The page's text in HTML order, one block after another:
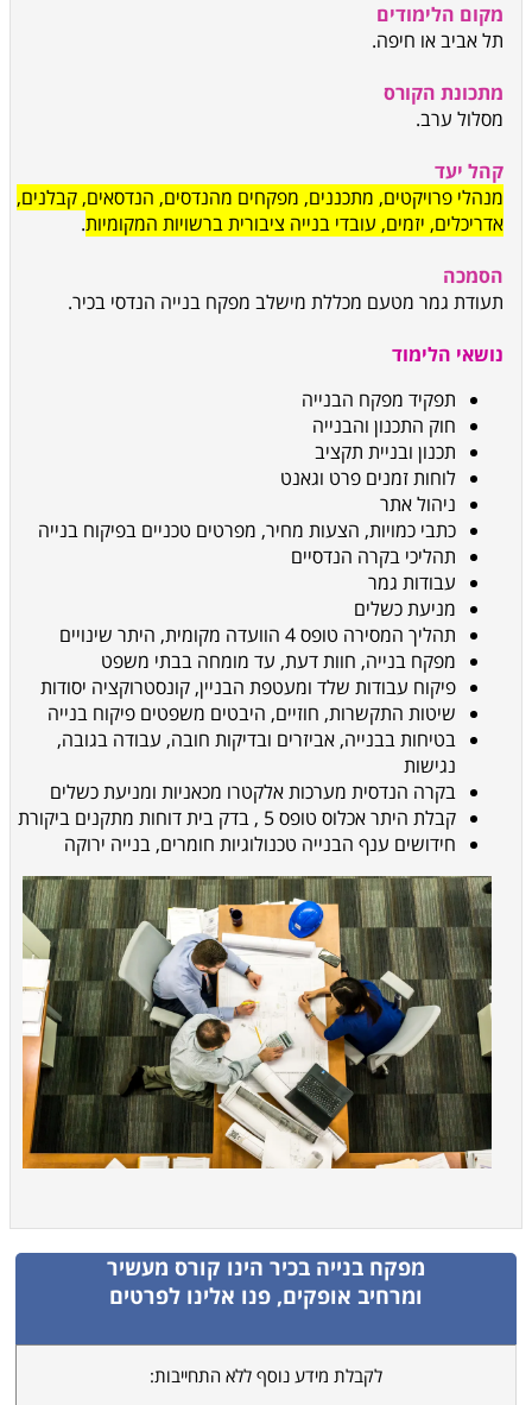
מקום הלימודים
תל אביב או חיפה.
מתכונת הקורס
מסלול ערב.
קהל יעד
מנהלי פרויקטים, מתכננים, מפקחים מהנדסים, הנדסאים, קבלנים,
אדריכלים, יזמים, עובדי בנייה ציבורית ברשויות המקומיות.
הסמכה
תעודת גמר מטעם מכללת מישלב מפקח בנייה הנדסי בכיר.
נושאי הלימוד
תפקיד מפקח הבנייה
חוק התכנון והבנייה
תכנון ובניית תקציב
לוחות זמנים פרט וגאנט
ניהול אתר
כתבי כמויות, הצעות מחיר, מפרטים טכניים בפיקוח בנייה
תהליכי בקרה הנדסיים
עבודות גמר
מניעת כשלים
תהליך המסירה טופס 4 הוועדה מקומית, היתר שינויים
מפקח בנייה, חוות דעת, עד מומחה בבתי משפט
פיקוח עבודות שלד ומעטפת הבניין, קונסטרוקציה יסודות
שיטות התקשרות, חוזיים, היבטים משפטים פיקוח בנייה
בטיחות בבנייה, אביזרים ובדיקות חובה, עבודה בגובה,
נגישות
בקרה הנדסית מערכות אלקטרו מכאניות ומניעת כשלים
קבלת היתר אכלוס טופס 5 , בדק בית דוחות מתקנים ביקורת
חידושים ענף הבנייה טכנולוגיות חומרים, בנייה ירוקה
מפקח בנייה בכיר הינו קורס מעשיר
ומרחיב אופקים, פנו אלינו לפרטים
לקבלת מידע נוסף ללא התחייבות: